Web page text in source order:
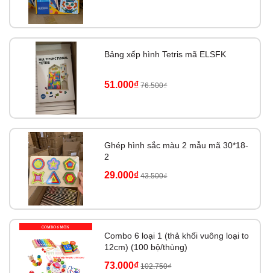
Bảng xếp hình Tetris mã ELSFK
51.000₫ 76.500₫
Ghép hình sắc màu 2 mẫu mã 30*18-
2
29.000₫ 43.500₫
Combo 6 loại 1 (thả khối vuông loại to
12cm) (100 bộ/thùng)
73.000₫ 102.750₫